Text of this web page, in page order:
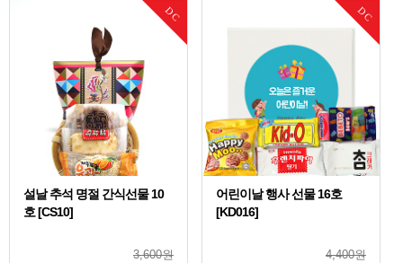
DC
설날 추석 명절 간식선물 10
호 [CS10]
3,600원
DC
어린이날 행사 선물 16호
[KD016]
4,400원